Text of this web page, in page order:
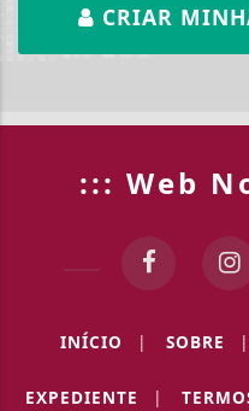
CRIAR
::: Web
INÍCIO | SOBRE |
EXPEDIENTE |